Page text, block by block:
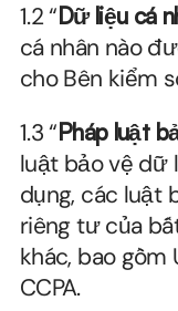
1.2 “Dữ liệu cá
cá nhân nào
cho Bên kiểm
1.3 “Pháp luật
luật bảo vệ dữ
dụng, các luật
riêng tư của
khác, bao gồm
CCPA.